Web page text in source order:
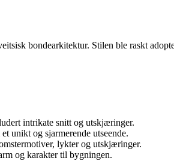
bondearkitektur. Stilen ble raskt
intrikate snitt og utskjæringer.
unikt og sjarmerende utseende.
lykter og utskjæringer.
og karakter til bygningen.